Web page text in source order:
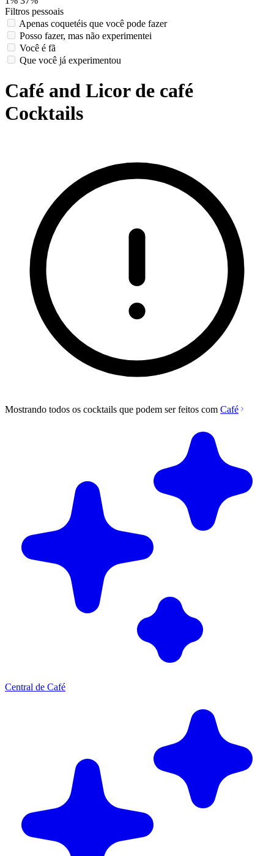
Filtros pessoais
Apenas coquetéis que você pode fazer
Posso fazer, mas não experimentei
Você é fã
Que você já experimentou
Café and Licor de café
Cocktails
Mostrando todos os cocktails que podem ser feitos com Café
Central de Café